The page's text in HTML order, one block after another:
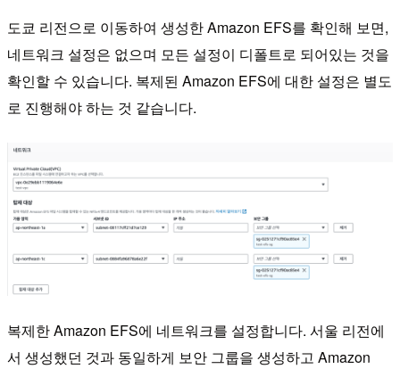
도쿄 리전으로 이동하여 생성한 Amazon EFS를 확인해 보면,
네트워크 설정은 없으며 모든 설정이 디폴트로 되어있는 것을
확인할 수 있습니다. 복제된 Amazon EFS에 대한 설정은 별도
로 진행해야 하는 것 같습니다.
복제한 Amazon EFS에 네트워크를 설정합니다. 서울 리전에
서 생성했던 것과 동일하게 보안 그룹을 생성하고 Amazon